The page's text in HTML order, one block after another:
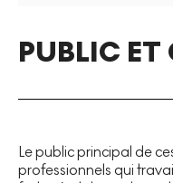
PUBLIC ET
Le public principal de
professionnels qui